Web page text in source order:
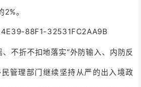
。
不折不扣地落实“外防输入、内防反
管理部门继续坚持从严的出入境政